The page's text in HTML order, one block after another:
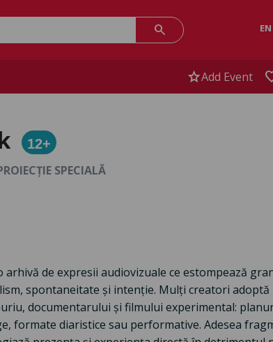
search EN
starAdd Event
12+
SPECIALĂ
arhivă de expresii audiovizuale ce estompează
spontaneitate și intenție. Mulți creatori
documentarului și filmului experimental:
formate diaristice sau performative. Adesea